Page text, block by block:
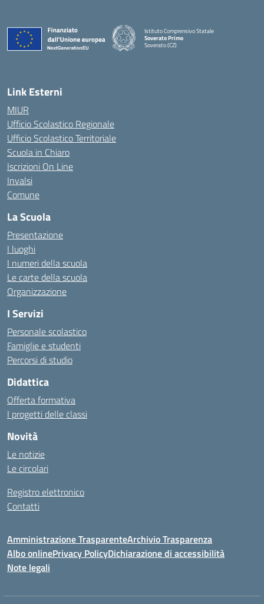
Istituto Comprensivo Statale
Soverato Primo
Soverato (CZ)
Link Esterni
MIUR
Ufficio Scolastico Regionale
Ufficio Scolastico Territoriale
Scuola in Chiaro
Iscrizioni On Line
Invalsi
Comune
La Scuola
Presentazione
I luoghi
I numeri della scuola
Le carte della scuola
Organizzazione
I Servizi
Personale scolastico
Famiglie e studenti
Percorsi di studio
Didattica
Offerta formativa
I progetti delle classi
Novità
Le notizie
Le circolari
Registro elettronico
Contatti
Amministrazione TrasparenteArchivio Trasparenza
Albo onlinePrivacy PolicyDichiarazione di accessibilità
Note legali